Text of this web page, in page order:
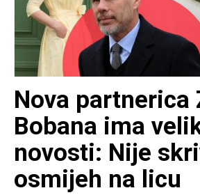
Nova partnerica
Bobana ima
novosti: Nije
osmijeh na licu